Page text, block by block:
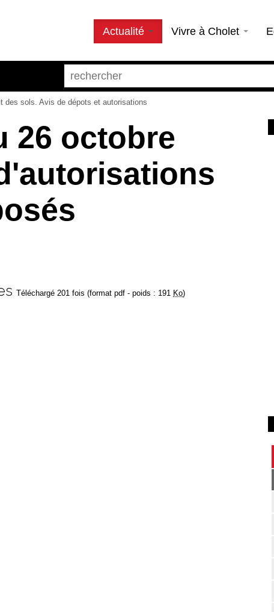
Actualité Vivre à Cholet
des sols. Avis de dépots et autorisations
26 octobre
Téléchargé 201 fois (format pdf - poids : 191 Ko)